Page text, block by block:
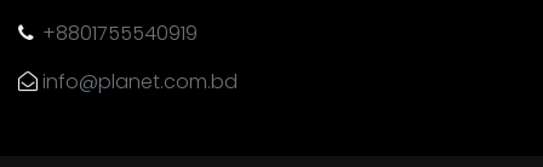
+8801755540919
info@planet.com.bd